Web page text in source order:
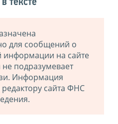
для сообщений о
информации на сайте
подразумевает
Информация
редактору сайта ФНС